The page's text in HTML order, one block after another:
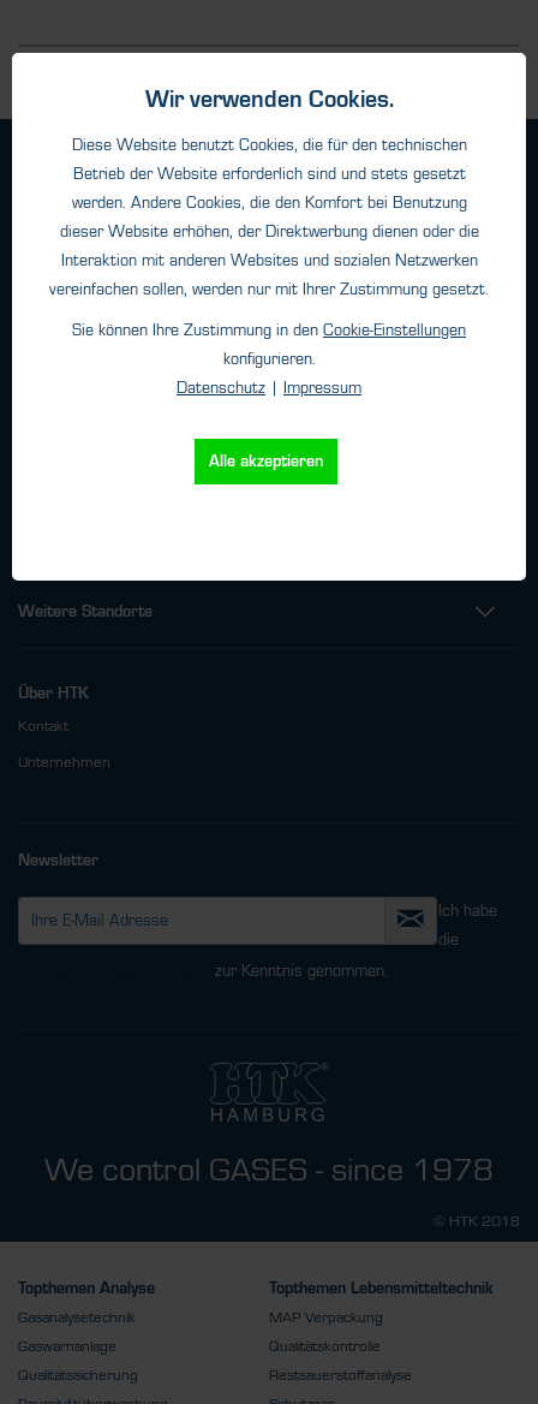
Haftungsangaben
Datenschutz
Impressum
Oehleckerring 32 • 22419 Hamburg
Telefon: +49 (0)40 - 600 38 38 - 0
Weitere Standorte
Über HTK
Kontakt
Unternehmen
Newsletter
Ich habe
die
zur Kenntnis genommen.
We control GASES - since 1978
© HTK 2018
Topthemen Analyse
Gasanalysetechnik
Gaswarnanlage
Qualitätssicherung
Topthemen Lebensmitteltechnik
MAP Verpackung
Qualitätskontrolle
Restsauerstoffanalyse
Wir verwenden Cookies.
Diese Website benutzt Cookies, die für den technischen
Betrieb der Website erforderlich sind und stets gesetzt
werden. Andere Cookies, die den Komfort bei Benutzung
dieser Website erhöhen, der Direktwerbung dienen oder die
Interaktion mit anderen Websites und sozialen Netzwerken
vereinfachen sollen, werden nur mit Ihrer Zustimmung gesetzt.
Sie können Ihre Zustimmung in den Cookie-Einstellungen
konfigurieren.
Datenschutz
Impressum
Alle akzeptieren